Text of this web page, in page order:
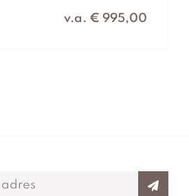
v.a. € 995,00